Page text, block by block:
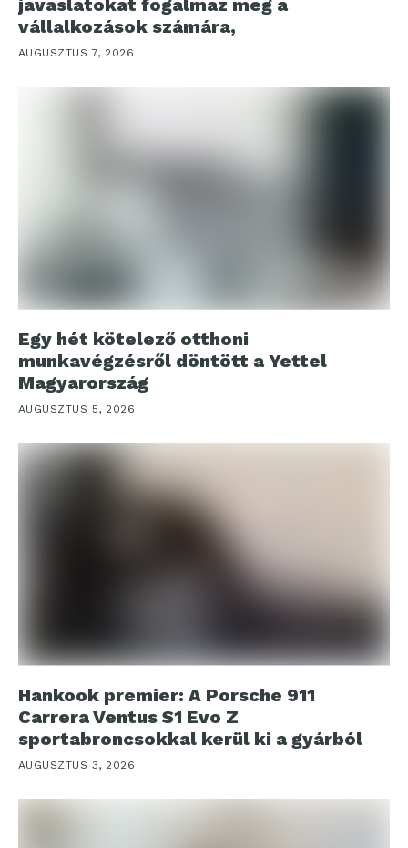
javaslatokat fogalmaz meg a
vállalkozások számára,
AUGUSZTUS 7, 2026
Egy hét kötelező otthoni
munkavégzésről döntött a Yettel
Magyarország
AUGUSZTUS 5, 2026
Hankook premier: A Porsche 911
Carrera Ventus S1 Evo Z
sportabroncsokkal kerül ki a gyárból
AUGUSZTUS 3, 2026